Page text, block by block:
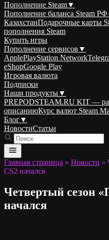
Пополнение Steam▼
Пополнение баланса Steam
КазахстанПодарочные карты
пополнения Steam
Купить игры
Пополнение сервисов ▼
ApplePlayStation Network
eShopGoogle Play
Игровая валюта
Подписки
Наши продукты▼
PREPODSTEAM.RU KIT —
описаниюКурс валют Steam
Блог▼
НовостиСтатьи
Главная страница » Новости »
CS2 начался
Четвертый сезон
начался